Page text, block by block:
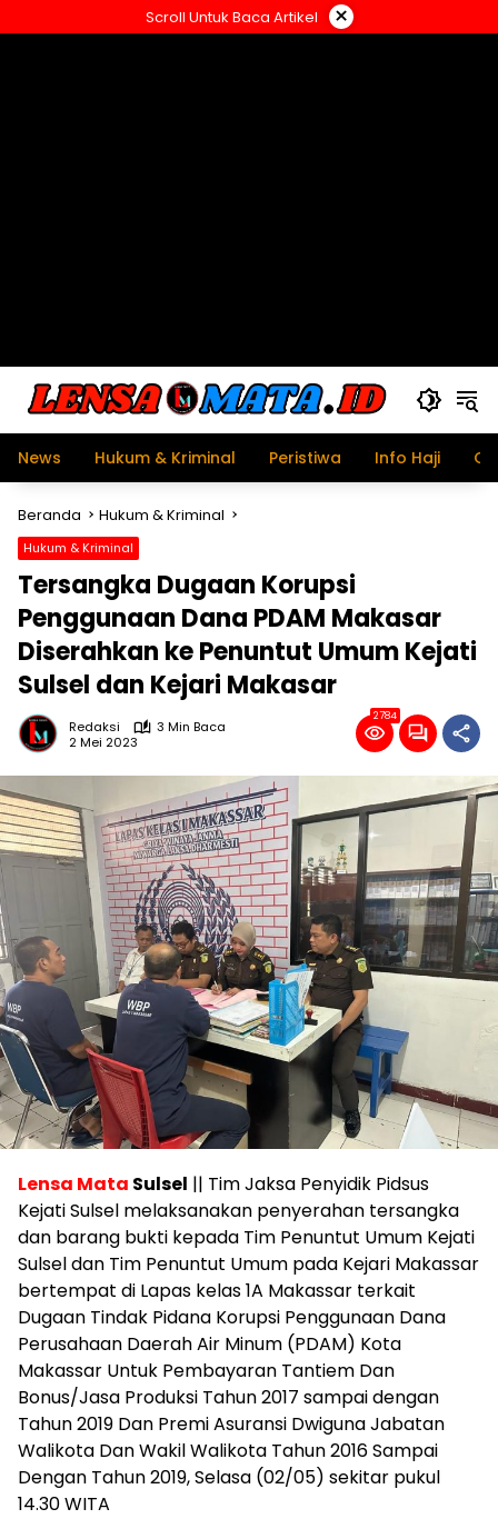
ke
Scroll Untuk Baca Artikel ×
News Hukum & Kriminal Peristiwa Info Haji
Beranda Hukum & Kriminal
Hukum & Kriminal
Tersangka Dugaan Korupsi
Penggunaan Dana PDAM Makasar
Diserahkan ke Penuntut Umum Kejati
Sulsel dan Kejari Makasar
Redaksi
3 Min Baca
2 Mei 2023
2784
Lensa Mata Sulsel || Tim Jaksa Penyidik Pidsus
Kejati Sulsel melaksanakan penyerahan tersangka
dan barang bukti kepada Tim Penuntut Umum Kejati
Sulsel dan Tim Penuntut Umum pada Kejari Makassar
bertempat di Lapas kelas 1A Makassar terkait
Dugaan Tindak Pidana Korupsi Penggunaan Dana
Perusahaan Daerah Air Minum (PDAM) Kota
Makassar Untuk Pembayaran Tantiem Dan
Bonus/Jasa Produksi Tahun 2017 sampai dengan
Tahun 2019 Dan Premi Asuransi Dwiguna Jabatan
Walikota Dan Wakil Walikota Tahun 2016 Sampai
Dengan Tahun 2019, Selasa (02/05) sekitar pukul
14.30 WITA